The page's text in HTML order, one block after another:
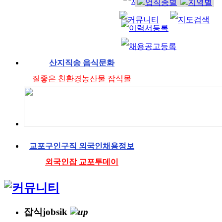
산지직송 음식문화
질좋은 친환경농산물 잡식몰
교포구인구직 외국인채용정보
외국인잡 교포투데이
잡식jobsik